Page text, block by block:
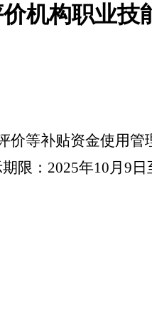
机构职业技
价等补贴资金使用
限：2025年10月9日